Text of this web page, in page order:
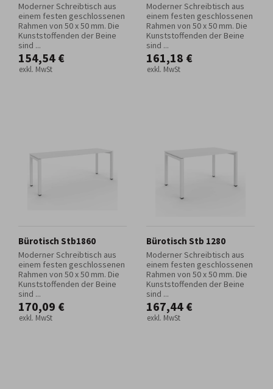
Moderner Schreibtisch aus
einem festen geschlossenen
Rahmen von 50 x 50 mm. Die
Kunststoffenden der Beine
sind ...
154,54 €
exkl. MwSt
Moderner Schreibtisch aus
einem festen geschlossenen
Rahmen von 50 x 50 mm. Die
Kunststoffenden der Beine
sind ...
161,18 €
exkl. MwSt
Bürotisch Stb1860
Moderner Schreibtisch aus
einem festen geschlossenen
Rahmen von 50 x 50 mm. Die
Kunststoffenden der Beine
sind ...
170,09 €
exkl. MwSt
Bürotisch Stb 1280
Moderner Schreibtisch aus
einem festen geschlossenen
Rahmen von 50 x 50 mm. Die
Kunststoffenden der Beine
sind ...
167,44 €
exkl. MwSt